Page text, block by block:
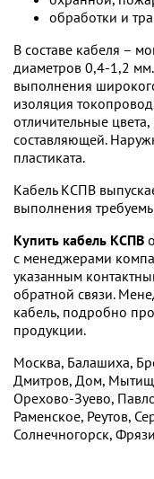
обработки и
В составе кабеля –
диаметров 0,4-1,2
выполнения
изоляция
отличительные
составляющей.
пластиката.
Кабель КСПВ
выполнения
Купить кабель КСПВ
с менеджерами
указанным
обратной связи.
кабель, подробно
продукции.
Москва, Балашиха,
Дмитров, Дом,
Орехово-Зуево,
Раменское, Реутов,
Солнечногорск,